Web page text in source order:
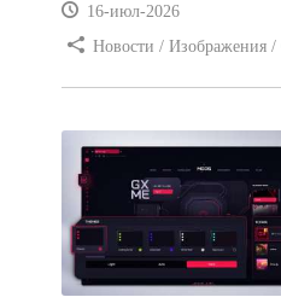
16-июл-2026
Новости / Изображения /